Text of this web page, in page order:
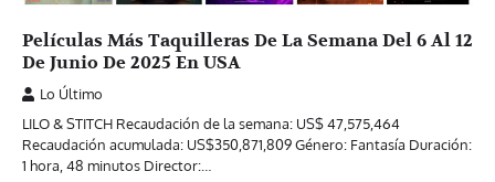
Películas Más Taquilleras De La Semana Del 6 Al 12
De Junio De 2025 En USA
Lo Último
LILO & STITCH Recaudación de la semana: US$ 47,575,464
Recaudación acumulada: US$350,871,809 Género: Fantasía Duración:
1 hora, 48 minutos Director:…